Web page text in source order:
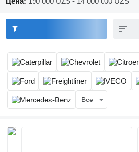
Все